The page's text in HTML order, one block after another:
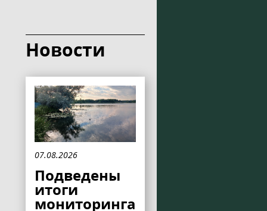
Новости
07.08.2026
Подведены
итоги
мониторинга